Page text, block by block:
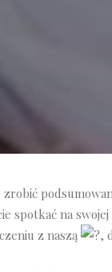
zrobić
spotkać na
z naszą
,